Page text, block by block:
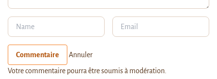
Commentaire Annuler
Votre commentaire pourra être soumis à modération.